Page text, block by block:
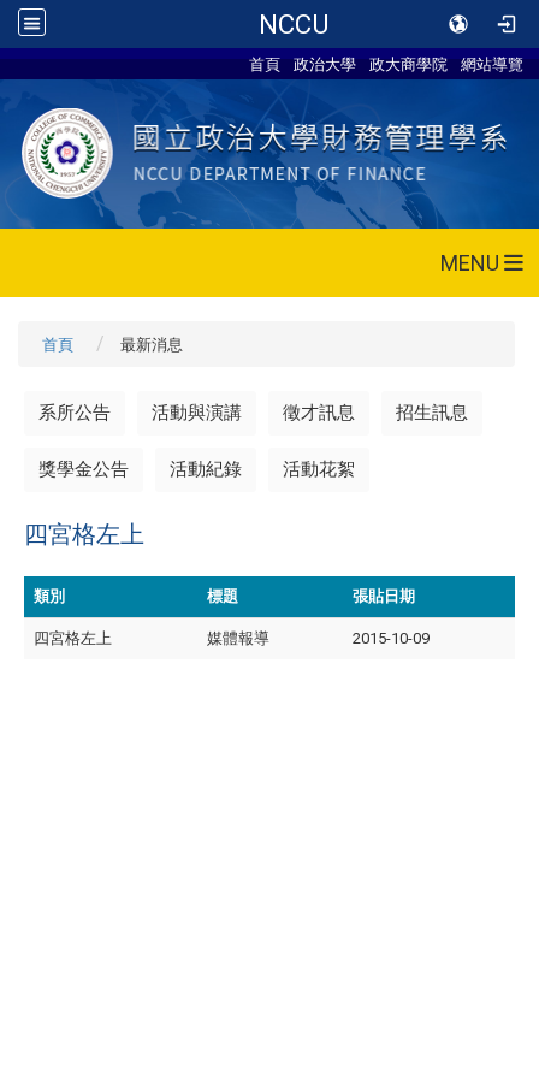
NCCU
首頁 政治大學 政大商學院 網站導覽
MENU
首頁 最新消息
系所公告 活動與演講 徵才訊息 招生訊息
獎學金公告 活動紀錄 活動花絮
四宮格左上
類別 標題 張貼日期
四宮格左上 媒體報導 2015-10-09